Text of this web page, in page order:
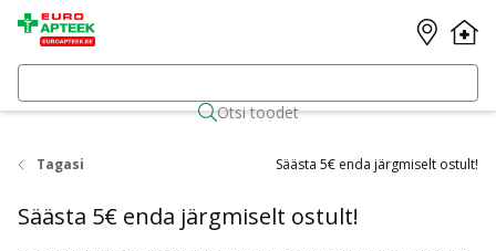
Otsi toodet
Tagasi Säästa 5€ enda järgmiselt ostult!
Säästa 5€ enda järgmiselt ostult!